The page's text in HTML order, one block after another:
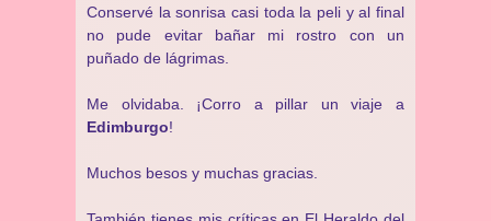
Conservé la sonrisa casi toda la peli y al final
no pude evitar bañar mi rostro con un
puñado de lágrimas.
Me olvidaba. ¡Corro a pillar un viaje a
Edimburgo!
Muchos besos y muchas gracias.